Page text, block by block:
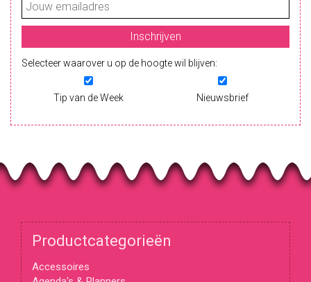
Selecteer waarover u op de hoogte wil blijven:
Tip van de Week Nieuwsbrief
Productcategorieën
Accessoires